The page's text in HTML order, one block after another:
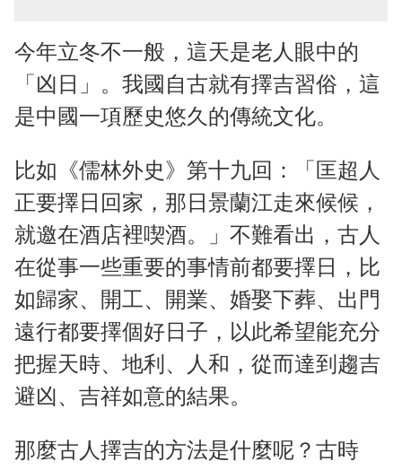
今年立冬不一般，這天是老人眼中的
「凶日」。我國自古就有擇吉習俗，這
是中國一項歷史悠久的傳統文化。
比如《儒林外史》第十九回：「匡超人
正要擇日回家，那日景蘭江走來候候，
就邀在酒店裡喫酒。」不難看出，古人
在從事一些重要的事情前都要擇日，比
如歸家、開工、開業、婚娶下葬、出門
遠行都要擇個好日子，以此希望能充分
把握天時、地利、人和，從而達到趨吉
避凶、吉祥如意的結果。
那麼古人擇吉的方法是什麼呢？古時